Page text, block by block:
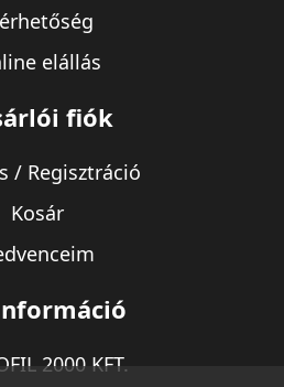
elállás
fiók
/ Regisztráció
Kosár
2000 KFT.